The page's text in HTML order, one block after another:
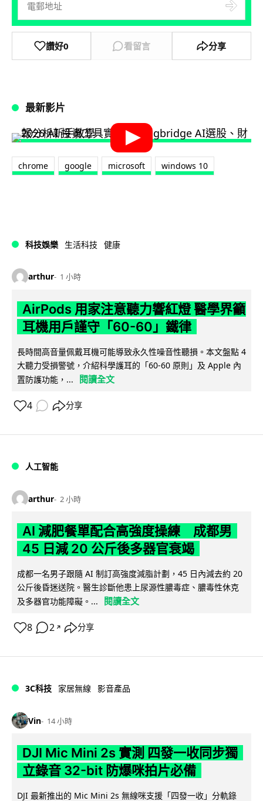
讚好0 看留言 分享
最新影片
chrome google microsoft windows 10
科技娛樂 生活科技 健康
arthur 1 小時
AirPods 用家注意聽力響紅燈 醫學界籲
耳機用戶謹守「60-60」鐵律
長時間高音量佩戴耳機可能導致永久性噪音性聽損。本文盤點 4
大聽力受損警號，介紹科學護耳的「60-60 原則」及 Apple 內
置防護功能，...
閱讀全文
4 分享
人工智能
arthur 2 小時
AI 減肥餐單配合高強度操練 成都男
45 日減 20 公斤後多器官衰竭
成都一名男子跟隨 AI 制訂高強度減脂計劃，45 日內減去約 20
公斤後昏迷送院。醫生診斷他患上尿源性膿毒症、膿毒性休克
及多器官功能障礙。...
閱讀全文
8 2 ↗ 分享
3C科技 家居無線 影音產品
Vin 14 小時
DJI Mic Mini 2s 實測 四發一收同步獨
立錄音 32-bit 防爆咪拍片必備
DJI 最新推出的 Mic Mini 2s 無線咪支援「四發一收」分軌錄